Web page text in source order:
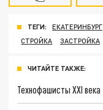
ТЕГИ: ЕКАТЕРИНБУРГ
СТРОЙКА
ЗАСТРОЙКА
ЧИТАЙТЕ ТАКЖЕ:
Технофашисты XXI века